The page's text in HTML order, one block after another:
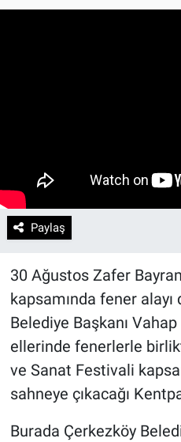
Paylaş
30 Ağustos Zafer
kapsamında fener
Belediye Başkanı
ellerinde fenerlerle
ve Sanat Festivali
sahneye çıkacağı
Burada Çerkezköy